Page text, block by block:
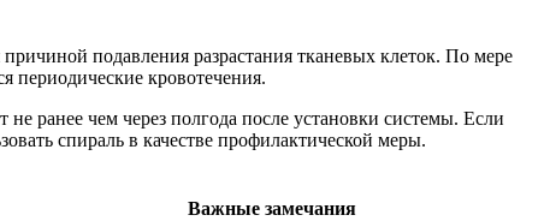
подавления разрастания тканевых клеток. По мере
кровотечения.
ранее чем через полгода после установки системы. Если
спираль в качестве профилактической меры.
Важные замечания